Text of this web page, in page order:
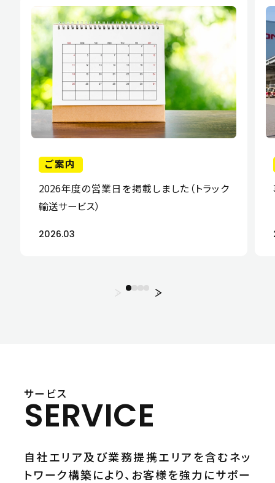
ご案内
2026年度の営業日を掲載しました（トラック
輸送サービス）
2026.03
サービス
SERVICE
自社エリア及び業務提携エリアを含むネッ
トワーク構築により、 お客様を強力にサポー